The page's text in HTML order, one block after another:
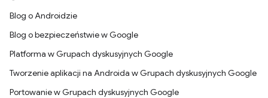
Blog o Androidzie
Blog o bezpieczeństwie w Google
Platforma w Grupach dyskusyjnych Google
Tworzenie aplikacji na Androida w Grupach dyskusyjnych Google
Portowanie w Grupach dyskusyjnych Google